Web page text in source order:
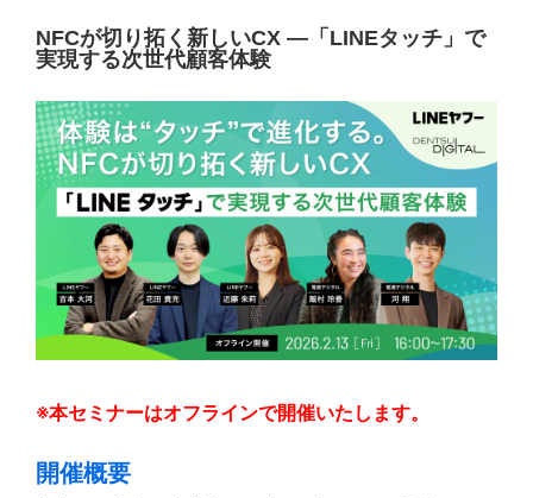
NFCが切り拓く新しいCX ―「LINEタッチ」で
実現する次世代顧客体験
※本セミナーはオフラインで開催いたします。
開催概要